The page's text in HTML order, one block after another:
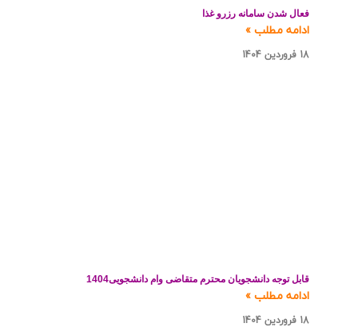
فعال شدن سامانه رزرو غذا
ادامه مطلب »
18 فروردین 1404
قابل توجه دانشجویان محترم متقاضی وام دانشجویی1404
ادامه مطلب »
18 فروردین 1404